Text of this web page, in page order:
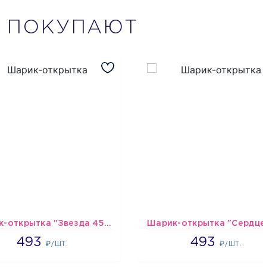
ПОКУПАЮТ
Шарик-открытка "Звезда 45 см" №1
493₽/ШТ.
493
493₽/ШТ.
493